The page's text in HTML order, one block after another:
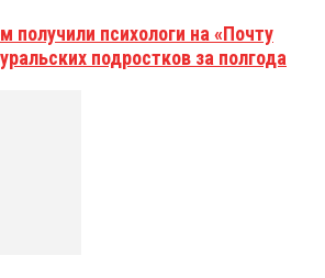
получили психологи на «Почту
подростков за полгода